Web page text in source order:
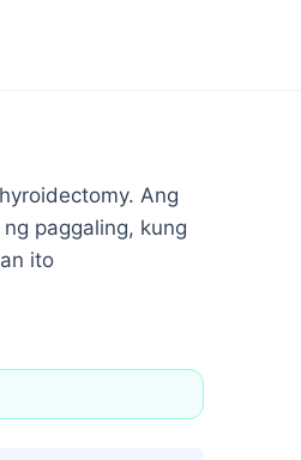
Ang
paggaling, kung
ito